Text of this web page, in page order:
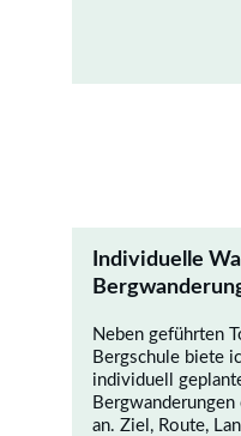
Individuelle
Neben geführten
Bergschule biete
individuell
an. Ziel, Route,